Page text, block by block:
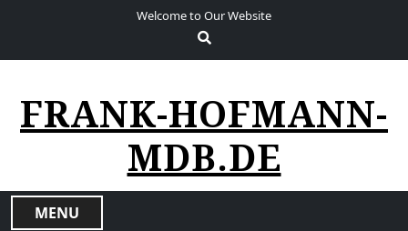
Welcome to Our Website
FRANK-HOFMANN-
MDB.DE
MENU